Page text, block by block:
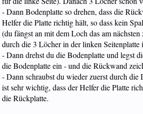
- Dann Bodenplatte so drehen, dass die
Helfer die Platte richtig hält, so dass kein
(du fängst an mit dem Loch das am
durch die 3 Löcher in der linken
- Dann drehst du die Bodenplatte und legst
die Bodenplatte ein - und die Rückwand
- Dann schraubst du wieder zuerst durch
ist sehr wichtig, dass der Helfer die Platte
die Rückplatte.